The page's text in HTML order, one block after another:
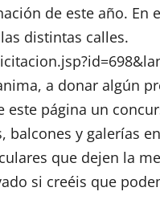
de este año. En
distintas calles.
a donar algún
este página un
y galerías
que dejen la
si creéis que